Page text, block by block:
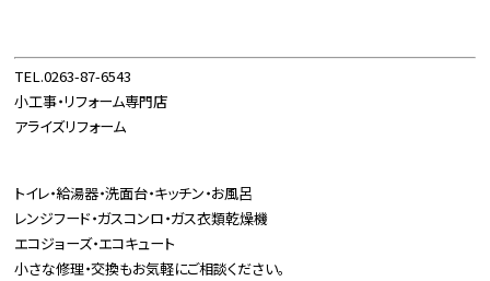
TEL.0263-87-6543
小工事・リフォーム専門店
アライズリフォーム
トイレ・給湯器・洗面台・キッチン・お風呂
レンジフード・ガスコンロ・ガス衣類乾燥機
エコジョーズ・エコキュート
小さな修理・交換もお気軽にご相談ください。